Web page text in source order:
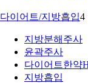
다이어트/지방흡입4
지방분해주사
윤곽주사
다이어트한약
지방흡입